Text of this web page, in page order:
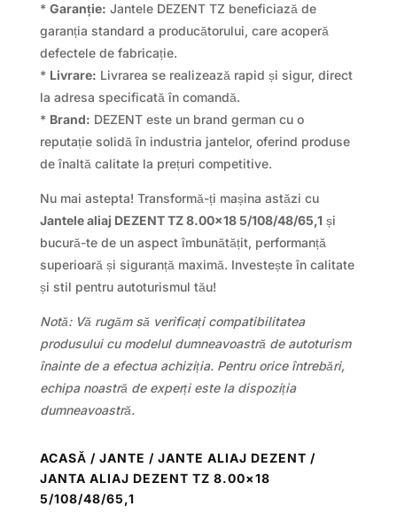
* Garanție: Jantele DEZENT TZ beneficiază de
garanția standard a producătorului, care acoperă
defectele de fabricație.
* Livrare: Livrarea se realizează rapid și sigur, direct
la adresa specificată în comandă.
* Brand: DEZENT este un brand german cu o
reputație solidă în industria jantelor, oferind produse
de înaltă calitate la prețuri competitive.
Nu mai astepta! Transformă-ți mașina astăzi cu
Jantele aliaj DEZENT TZ 8.00×18 5/108/48/65,1 și
bucură-te de un aspect îmbunătățit, performanță
superioară și siguranță maximă. Investește în calitate
și stil pentru autoturismul tău!
Notă: Vă rugăm să verificați compatibilitatea
produsului cu modelul dumneavoastră de autoturism
înainte de a efectua achiziția. Pentru orice întrebări,
echipa noastră de experți este la dispoziția
dumneavoastră.
ACASĂ / JANTE / JANTE ALIAJ DEZENT /
JANTA ALIAJ DEZENT TZ 8.00×18
5/108/48/65,1